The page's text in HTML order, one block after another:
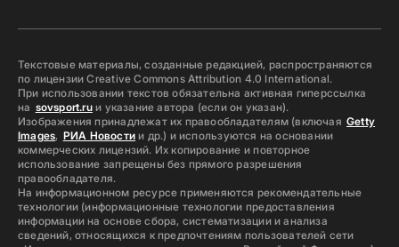
Текстовые материалы, созданные редакцией, распространяются
по лицензии Creative Commons Attribution 4.0 International.
При использовании текстов обязательна активная гиперссылка
на sovsport.ruи указание автора (если он указан).
Изображения принадлежат их правообладателям (включая Getty
Images, РИА Новостии др.) и используются на основании
коммерческих лицензий. Их копирование и повторное
использование запрещены без прямого разрешения
правообладателя.
На информационном ресурсе применяются рекомендательные
технологии (информационные технологии предоставления
информации на основе сбора, систематизации и анализа
сведений, относящихся к предпочтениям пользователей сети